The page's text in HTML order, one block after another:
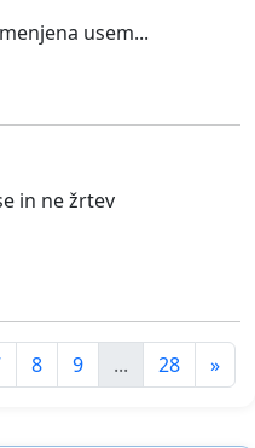
usem...
in ne žrtev
8 9 ... 28 »